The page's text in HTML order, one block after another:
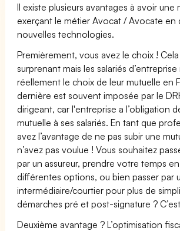
Il existe plusieurs avantages à avoir une
exerçant le métier Avocat / Avocate en
nouvelles technologies.
Premièrement, vous avez le choix !
surprenant mais les salariés d’entreprise
réellement le choix de leur mutuelle en
dernière est souvent imposée par le
dirigeant, car l'entreprise a l’obligation
mutuelle à ses salariés. En tant que
avez l’avantage de ne pas subir une
n’avez pas voulue ! Vous souhaitez
par un assureur, prendre votre temps
différentes options, ou bien passer par
intermédiaire/courtier pour plus de
démarches pré et post-signature ?
Deuxième avantage ? L’optimisation